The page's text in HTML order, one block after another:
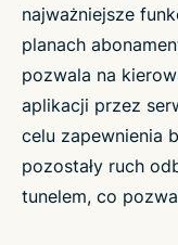
najważniejsze
planach
pozwala na
aplikacji przez
celu zapewnienia
pozostały ruch
tunelem, co